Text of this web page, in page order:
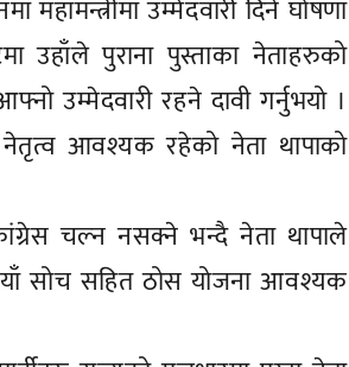
महामन्त्रीमा उम्मेदवारी दिने घोषणा
उहाँले पुराना पुस्ताका नेताहरुको
उम्मेदवारी रहने दावी गर्नुभयो ।
नेतृत्व आवश्यक रहेको नेता थापाको
चल्न नसक्ने भन्दै नेता थापाले
सोच सहित ठोस योजना आवश्यक